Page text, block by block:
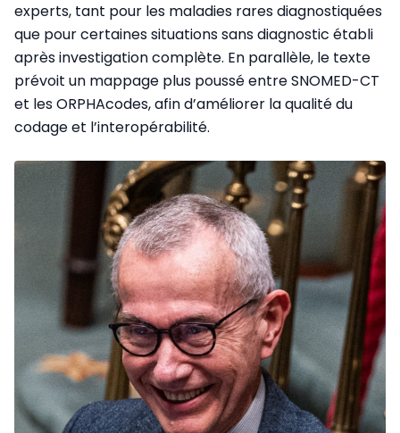
experts, tant pour les maladies rares diagnostiquées
que pour certaines situations sans diagnostic établi
après investigation complète. En parallèle, le texte
prévoit un mappage plus poussé entre SNOMED-CT
et les ORPHAcodes, afin d’améliorer la qualité du
codage et l’interopérabilité.